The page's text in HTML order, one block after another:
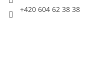
+420 604 62 38 38